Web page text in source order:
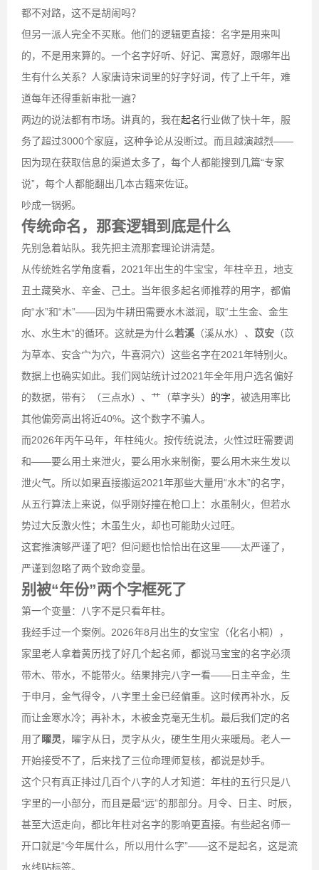
都不对路，这不是胡闹吗？
但另一派人完全不买账。他们的逻辑更直接：名字是用来叫
的，不是用来算的。一个名字好听、好记、寓意好，跟哪年出
生有什么关系？人家唐诗宋词里的好字好词，传了上千年，难
道每年还得重新审批一遍？
两边的说法都有市场。讲真的，我在起名行业做了快十年，服
务了超过3000个家庭，这种争论从没断过。而且越演越烈——
因为现在获取信息的渠道太多了，每个人都能搜到几篇“专家
说”，每个人都能翻出几本古籍来佐证。
吵成一锅粥。
传统命名，那套逻辑到底是什么
先别急着站队。我先把主流那套理论讲清楚。
从传统姓名学角度看，2021年出生的牛宝宝，年柱辛丑，地支
丑土藏癸水、辛金、己土。当年很多起名师推荐的用字，都偏
向“水”和“木”——因为牛耕田需要水木滋润，取“土生金、金生
水、水生木”的循环。这就是为什么若溪 （溪从水）、 苡安 （苡
为草本、安含宀为穴，牛喜洞穴）这些名字在2021年特别火。
数据上也确实如此。我们网站统计过2021年全年用户选名偏好
的数据，带有氵（三点水）、艹（草字头） 的字，被选用率比
其他偏旁高出将近40%。这个数字不骗人。
而2026年丙午马年，年柱纯火。按传统说法，火性过旺需要调
和——要么用土来泄火，要么用水来制衡，要么用木来生发以
泄火气。所以如果直接搬运2021年那些大量用“水木”的名字，
从五行算法上来说，似乎刚好撞在枪口上：水虽制火，但若水
势过大反激火性；木虽生火，却也可能助火过旺。
这套推演够严谨了吧？但问题也恰恰出在这里——太严谨了，
严谨到忽略了两个致命变量。
别被“年份”两个字框死了
第一个变量：八字不是只看年柱。
我经手过一个案例。2026年8月出生的女宝宝（化名小桐），
家里老人拿着黄历找了好几个起名师，都说马宝宝的名字必须
带木、带水，不能带火。结果排完八字一看——日主辛金，生
于申月，金气得令，八字里土金已经偏重。这时候再补水，反
而让金寒水冷；再补木，木被金克毫无生机。最后我们定的名
用了曜灵，曜字从日，灵字从火，硬生生用火来暖局。老人一
开始接受不了，后来找了三位命理师复核，都说是妙手。
这个只有真正排过几百个八字的人才知道：年柱的五行只是八
字里的一小部分，而且是最“远”的那部分。月令、日主、时辰，
甚至大运走向，都比年柱对名字的影响更直接。有些起名师一
开口就是“今年属什么，所以用什么字”——这不是起名，这是流
水线贴标签。